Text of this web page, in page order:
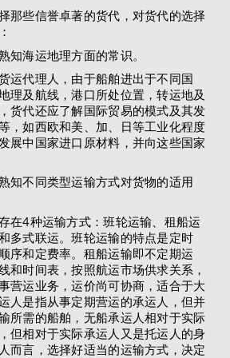
些信誉卓著的货代，对货代的选择
海运地理方面的常识。
代理人，由于船舶进出于不同国
理及航线，港口所处位置，转运地及
货代还应了解国际贸易的模式及其发
，如西欧和美、加、日等工业化程度
展中国家进口原材料，并向这些国家
不同类型运输方式对货物的适用
4种运输方式：班轮运输、租船运
多式联运。班轮运输的特点是定时
序和定费率。租船运输即不定期运
和时间表，按照航运市场供求关系，
营运业务，运价尚可协商，适合于大
人是指从事定期营运的承运人，但并
所需的船舶，无船承运人相对于实际
但相对于实际承运人又是托运人的身
而言，选择好适当的运输方式，决定